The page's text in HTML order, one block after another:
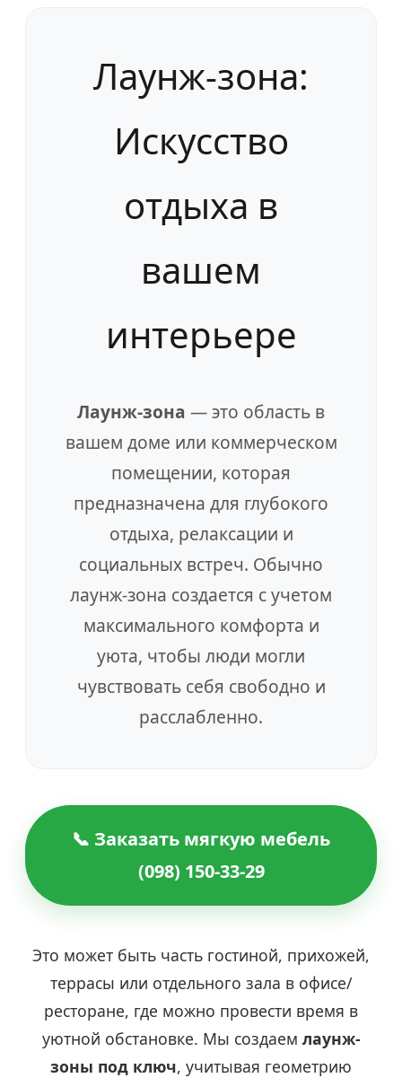
Лаунж-зона:
Искусство
отдыха в
вашем
интерьере
Лаунж-зона — это область в
вашем доме или коммерческом
помещении, которая
предназначена для глубокого
отдыха, релаксации и
социальных встреч. Обычно
лаунж-зона создается с учетом
максимального комфорта и
уюта, чтобы люди могли
чувствовать себя свободно и
расслабленно.
📞 Заказать мягкую мебель
(098) 150-33-29
Это может быть часть гостиной, прихожей,
террасы или отдельного зала в офисе/
ресторане, где можно провести время в
уютной обстановке. Мы создаем лаунж-
зоны под ключ, учитывая геометрию